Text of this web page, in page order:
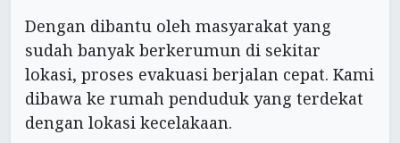
Dengan dibantu oleh masyarakat yang
sudah banyak berkerumun di sekitar
lokasi, proses evakuasi berjalan cepat. Kami
dibawa ke rumah penduduk yang terdekat
dengan lokasi kecelakaan.